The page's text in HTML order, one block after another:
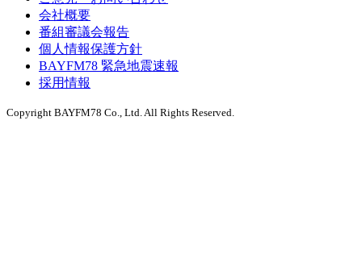
会社概要
番組審議会報告
個人情報保護方針
BAYFM78 緊急地震速報
採用情報
Copyright BAYFM78 Co., Ltd. All Rights Reserved.